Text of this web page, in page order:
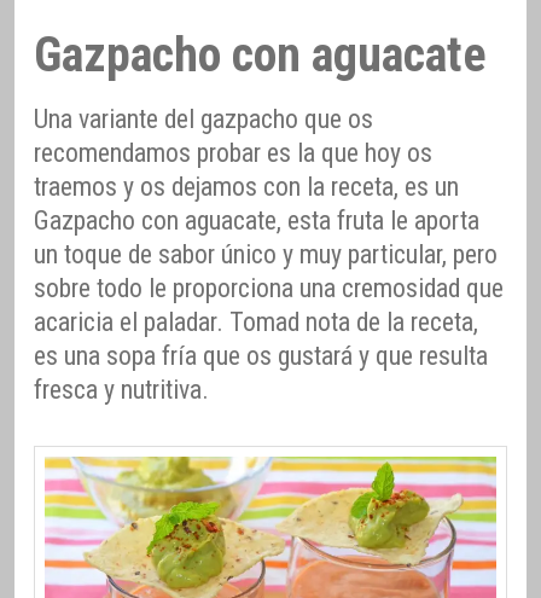
Gazpacho con aguacate
Una variante del gazpacho que os
recomendamos probar es la que hoy os
traemos y os dejamos con la receta, es un
Gazpacho con aguacate, esta fruta le aporta
un toque de sabor único y muy particular, pero
sobre todo le proporciona una cremosidad que
acaricia el paladar. Tomad nota de la receta,
es una sopa fría que os gustará y que resulta
fresca y nutritiva.